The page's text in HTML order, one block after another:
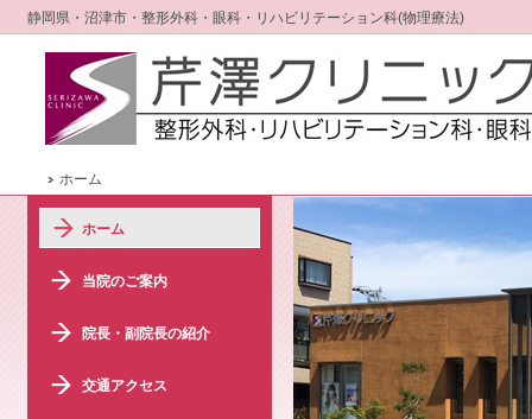
静岡県・沼津市・整形外科・眼科・リハビリテーション科(物理療法)
ホーム
ホーム
当院のご案内
院長・副院長の紹介
交通アクセス